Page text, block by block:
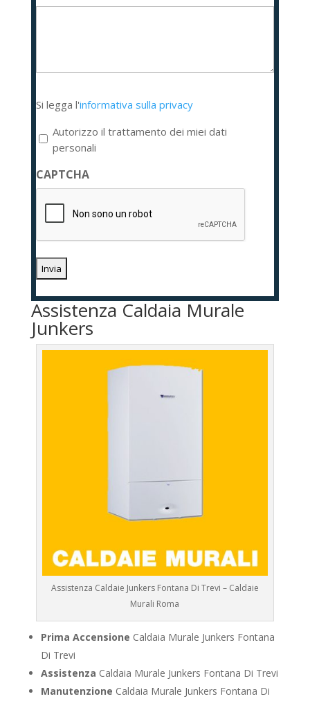
legga
l'informativa
sulla
privacy
*
Si legga l'informativa sulla privacy
Autorizzo il trattamento dei miei dati
personali
CAPTCHA
Assistenza Caldaia Murale
Junkers
Assistenza Caldaie Junkers Fontana Di Trevi – Caldaie
Murali Roma
Prima Accensione Caldaia Murale Junkers Fontana
Di Trevi
Assistenza Caldaia Murale Junkers Fontana Di Trevi
Manutenzione Caldaia Murale Junkers Fontana Di